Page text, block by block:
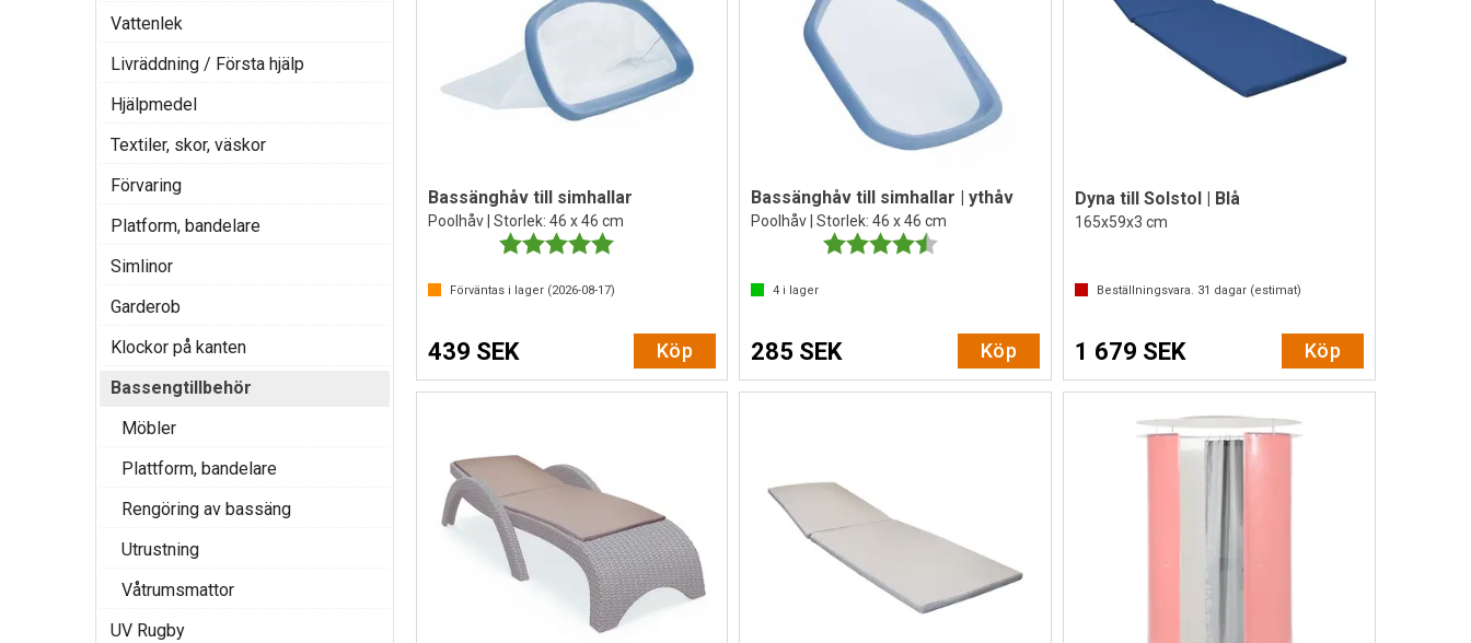
Vattenlek
Livräddning / Första hjälp
Hjälpmedel
Textiler, skor, väskor
Förvaring
Platform, bandelare
Simlinor
Garderob
Klockor på kanten
Bassengtillbehör
Möbler
Plattform, bandelare
Rengöring av bassäng
Utrustning
Våtrumsmattor
UV Rugby
Bassänghåv till simhallar
Poolhåv | Storlek: 46 x 46 cm
Betyg:
Förväntas i lager (2026-08-17)
439 SEK Köp
Bassänghåv till simhallar | ythåv
Poolhåv | Storlek: 46 x 46 cm
Betyg:
4 i lager
285 SEK Köp
Dyna till Solstol | Blå
165x59x3 cm
Beställningsvara. 31 dagar (estimat)
1 679 SEK Köp